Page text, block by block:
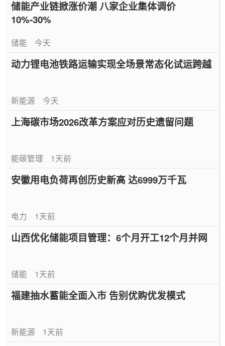
储能产业链掀涨价潮 八家企业集体调价
10%-30%
储能 今天
动力锂电池铁路运输实现全场景常态化试运跨越
新能源 今天
上海碳市场2026改革方案应对历史遗留问题
能碳管理 1天前
安徽用电负荷再创历史新高 达6999万千瓦
电力 1天前
山西优化储能项目管理：6个月开工12个月并网
储能 1天前
福建抽水蓄能全面入市 告别优购优发模式
新能源 1天前